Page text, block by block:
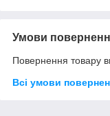
Умови
Повернення товару
Всі умови